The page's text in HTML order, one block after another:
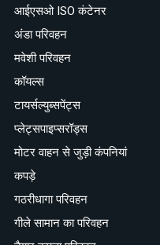
आईएसओ ISO कंटेनर
अंडा परिवहन
मवेशी परिवहन
कॉयल्स
टायर्सल्युब्सपेंट्स
प्लेट्सपाइप्सरॉड्स
मोटर वाहन से जुड़ी कंपनियां
कपड़े
गठरीधागा परिवहन
गीले सामान का परिवहन